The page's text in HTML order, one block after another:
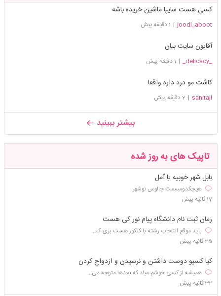
کسی هست سایپا ماشین خریده باشه
joodi_aboot
| 1 دقیقه پیش
آقایون سایت بیان
_delicacy_
| 1 دقیقه پیش
کاشت مو درد داره واقعا
sanitaji
| 2 دقیقه پیش
بیشتر ببینید
تاپیک های به روز شده
بابل شهر خوبیه یا آمل
هیچکدومسمت چالوس نوشهر
17 ثانیه پیش
زمان ثبت نام دانشگاه پیام نور کی هست
باید موقع انتخاب رشته با کنکور هست بری ک...
25 ثانیه پیش
کیا کسیو دوست داشتن و نرسیدن و ازدواج کردن
همیشه از کسی خوشم میاد که بعدها متوجه می...
32 ثانیه پیش